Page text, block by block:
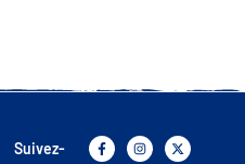
Suivez-